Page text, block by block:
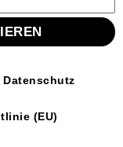
Datenschutz
(EU)